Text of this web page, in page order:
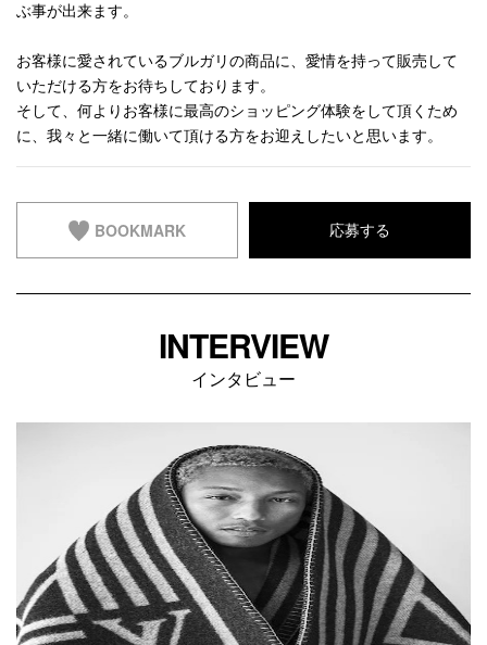
ぶ事が出来ます。
お客様に愛されているブルガリの商品に、愛情を持って販売して
いただける方をお待ちしております。
そして、何よりお客様に最高のショッピング体験をして頂くため
に、我々と一緒に働いて頂ける方をお迎えしたいと思います。
BOOKMARK 応募する
INTERVIEW
インタビュー